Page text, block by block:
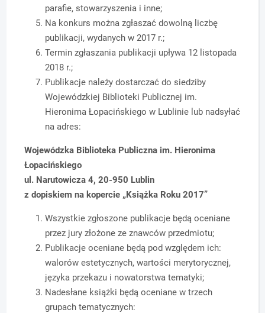
parafie, stowarzyszenia i inne;
Na konkurs można zgłaszać dowolną liczbę
publikacji, wydanych w 2017 r.;
Termin zgłaszania publikacji upływa 12 listopada
2018 r.;
Publikacje należy dostarczać do siedziby
Wojewódzkiej Biblioteki Publicznej im.
Hieronima Łopacińskiego w Lublinie lub nadsyłać
na adres:
Wojewódzka Biblioteka Publiczna im. Hieronima
Łopacińskiego
ul. Narutowicza 4, 20-950 Lublin
z dopiskiem na kopercie „Książka Roku 2017”
Wszystkie zgłoszone publikacje będą oceniane
przez jury złożone ze znawców przedmiotu;
Publikacje oceniane będą pod względem ich:
walorów estetycznych, wartości merytorycznej,
języka przekazu i nowatorstwa tematyki;
Nadesłane książki będą oceniane w trzech
grupach tematycznych: